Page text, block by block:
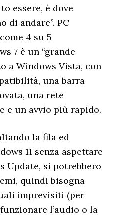
essere, è dove
di andare”. PC
4 su 5
7 è un “grande
a Windows Vista, con
una barra
una rete
e un avvio più rapido.
la fila ed
11 senza aspettare
Update, si potrebbero
quindi bisogna
imprevisiti (per
l’audio o la